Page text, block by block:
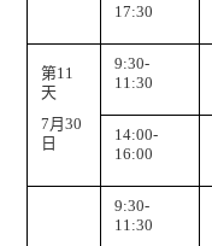
17:30
第11
天
7 月30
日
9:30-
11:30
14:00-
16:00
9:30-
11:30